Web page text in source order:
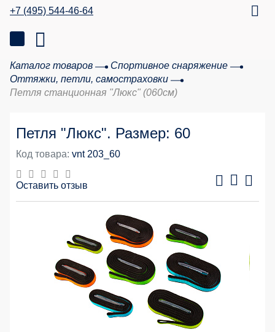
+7 (495) 544-46-64
Каталог товаров
Спортивное снаряжение
Оттяжки, петли, самостраховки
Петля станционная "Люкс" (060см)
Петля "Люкс". Размер: 60
Код товара: vnt 203_60
Оставить отзыв